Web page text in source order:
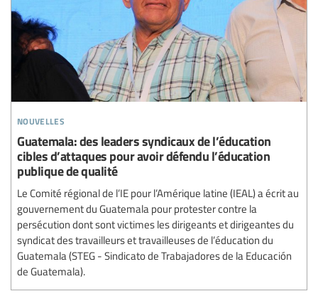
nouvelles
Guatemala: des leaders syndicaux de l’éducation
cibles d’attaques pour avoir défendu l’éducation
publique de qualité
Le Comité régional de l’IE pour l’Amérique latine (IEAL) a écrit au
gouvernement du Guatemala pour protester contre la
persécution dont sont victimes les dirigeants et dirigeantes du
syndicat des travailleurs et travailleuses de l’éducation du
Guatemala (STEG - Sindicato de Trabajadores de la Educación
de Guatemala).